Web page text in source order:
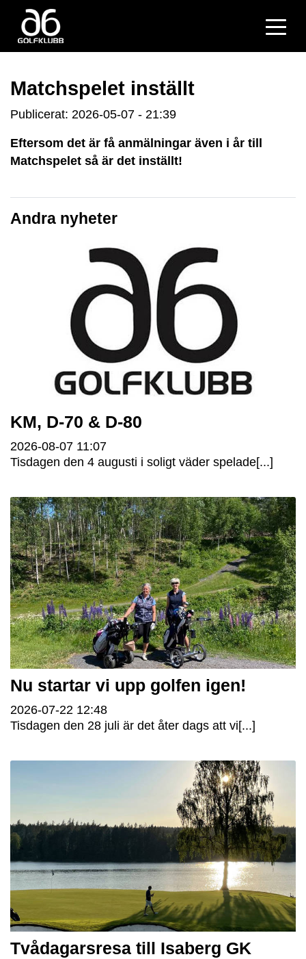
Matchspelet inställt
Publicerat: 2026-05-07 - 21:39
Eftersom det är få anmälningar även i år till
Matchspelet så är det inställt!
Andra nyheter
KM, D-70 & D-80
2026-08-07 11:07
Tisdagen den 4 augusti i soligt väder spelade[...]
Nu startar vi upp golfen igen!
2026-07-22 12:48
Tisdagen den 28 juli är det åter dags att vi[...]
Tvådagarsresa till Isaberg GK